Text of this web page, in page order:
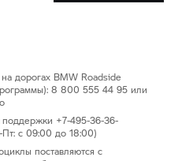
дорогах BMW Roadside
8 800 555 44 95 или
+7-495-36-36-
с 09:00 до 18:00)
поставляются с